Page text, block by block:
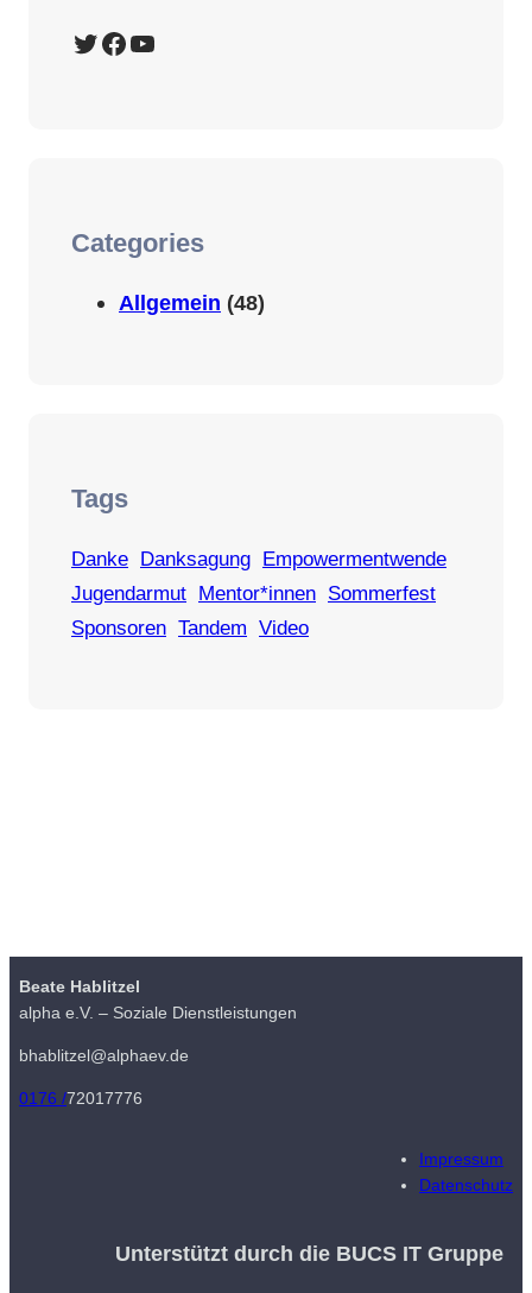
Twitter Facebook YouTube
Categories
Allgemein (48)
Tags
Danke Danksagung Empowermentwende
Jugendarmut Mentor*innen Sommerfest
Sponsoren Tandem Video
Beate Hablitzel
alpha e.V. – Soziale Dienstleistungen
bhablitzel@alphaev.de
0176 /72017776
Impressum
Datenschutz
Unterstützt durch die BUCS IT Gruppe